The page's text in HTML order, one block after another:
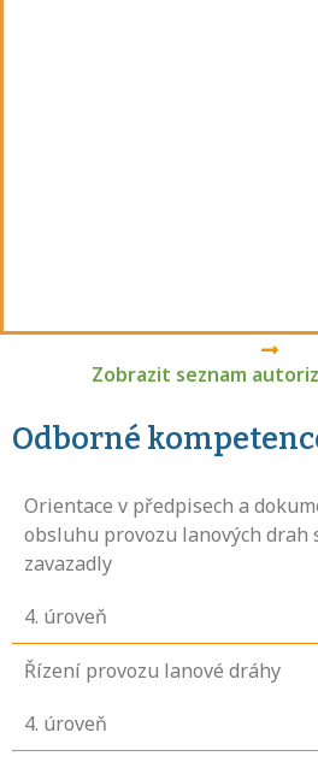
Zobrazit seznam
Odborné
Orientace v předpisech a
obsluhu provozu lanových drah
zavazadly
4. úroveň
Řízení provozu lanové dráhy
4. úroveň